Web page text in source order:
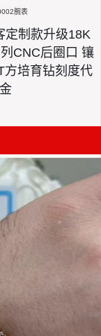
腕表
定制款升级18K
CNC后圈口 镶
方培育钻刻度代